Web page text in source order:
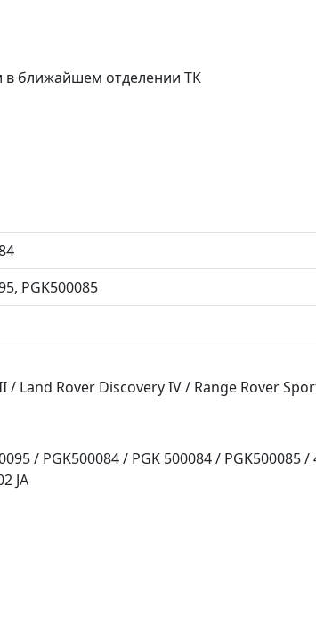
в ближайшем отделении ТК
PGK500085
Land Rover Discovery IV / Range Rover
/ PGK500084 / PGK 500084 / PGK500085 /
JA